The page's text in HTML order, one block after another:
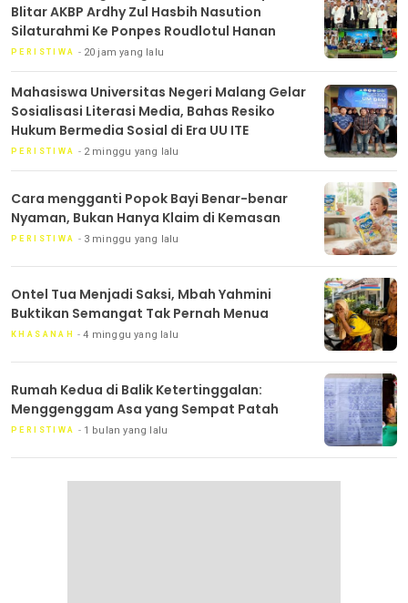
Blitar AKBP Ardhy Zul Hasbih Nasution
Silaturahmi Ke Ponpes Roudlotul Hanan
PERISTIWA 20 jam yang lalu
Mahasiswa Universitas Negeri Malang Gelar
Sosialisasi Literasi Media, Bahas Resiko
Hukum Bermedia Sosial di Era UU ITE
PERISTIWA 2 minggu yang lalu
Cara mengganti Popok Bayi Benar-benar
Nyaman, Bukan Hanya Klaim di Kemasan
PERISTIWA 3 minggu yang lalu
Ontel Tua Menjadi Saksi, Mbah Yahmini
Buktikan Semangat Tak Pernah Menua
KHASANAH 4 minggu yang lalu
Rumah Kedua di Balik Ketertinggalan:
Menggenggam Asa yang Sempat Patah
PERISTIWA 1 bulan yang lalu